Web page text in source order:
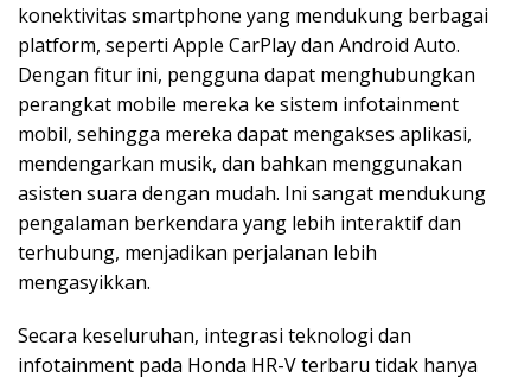
konektivitas smartphone yang mendukung berbagai
platform, seperti Apple CarPlay dan Android Auto.
Dengan fitur ini, pengguna dapat menghubungkan
perangkat mobile mereka ke sistem infotainment
mobil, sehingga mereka dapat mengakses aplikasi,
mendengarkan musik, dan bahkan menggunakan
asisten suara dengan mudah. Ini sangat mendukung
pengalaman berkendara yang lebih interaktif dan
terhubung, menjadikan perjalanan lebih
mengasyikkan.
Secara keseluruhan, integrasi teknologi dan
infotainment pada Honda HR-V terbaru tidak hanya